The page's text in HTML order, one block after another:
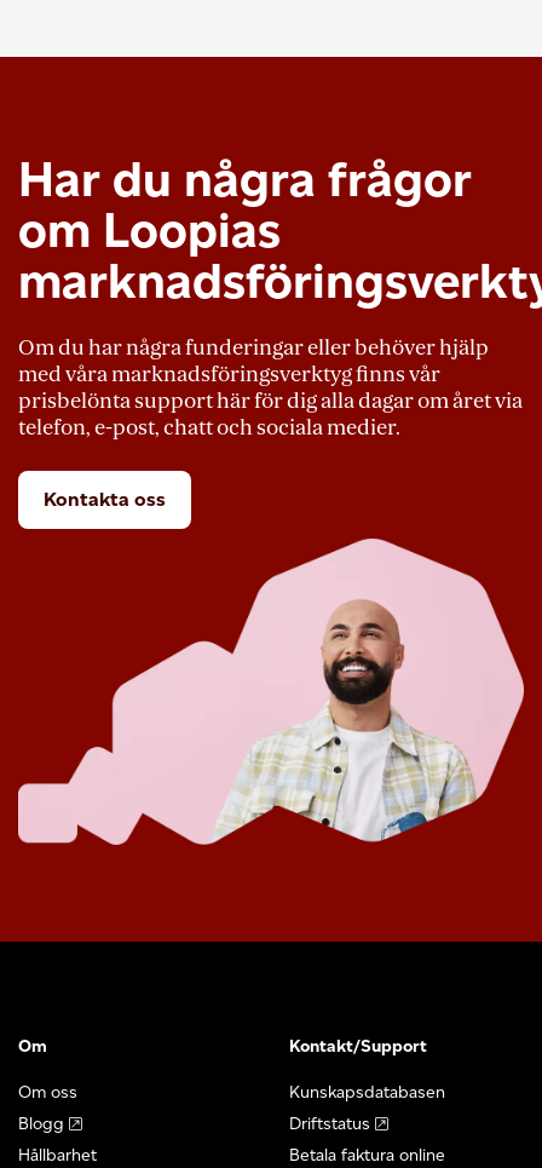
Har du några frågor
om Loopias
Om du har några funderingar eller behöver hjälp
med våra marknadsföringsverktyg finns vår
prisbelönta support här för dig alla dagar om året via
telefon, e-post, chatt och sociala medier.
Kontakta oss
Om
Om oss
Blogg
Hållbarhet
Kontakt/Support
Kunskapsdatabasen
Driftstatus
Betala faktura online